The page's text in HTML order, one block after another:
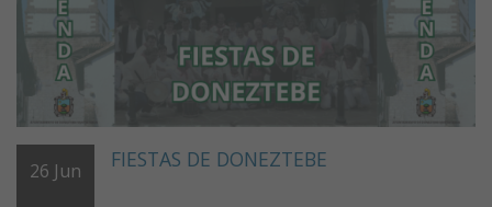
26 Jun FIESTAS DE DONEZTEBE